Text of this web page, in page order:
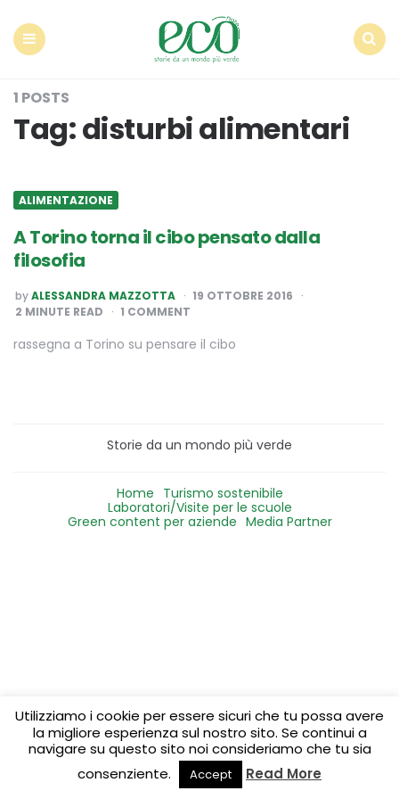
1 POSTS
Tag:disturbi alimentari
ALIMENTAZIONE
A Torino torna il cibo pensato dalla
filosofia
POSTED
BY
byALESSANDRA MAZZOTTA
19 OTTOBRE 2016
2 MINUTE READ 1 COMMENT
rassegna a Torino su pensare il cibo
Storie da un mondo più verde
Home Turismo sostenibile
Laboratori/Visite per le scuole
Green content per aziende Media Partner
Utilizziamo i cookie per essere sicuri che tu possa avere
la migliore esperienza sul nostro sito. Se continui a
navigare su questo sito noi consideriamo che tu sia
consenziente.
Accept Read More